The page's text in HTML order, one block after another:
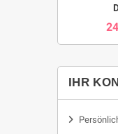
IHR